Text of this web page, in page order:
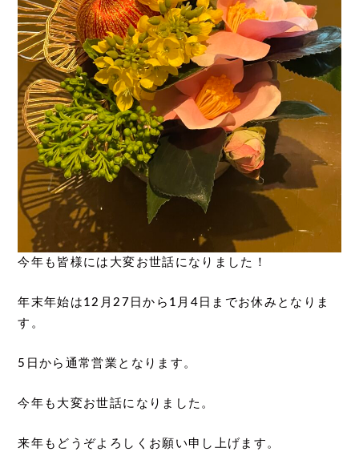
今年も皆様には大変お世話になりました！
年末年始は12月27日から1月4日までお休みとなりま
す。
5日から通常営業となります。
今年も大変お世話になりました。
来年もどうぞよろしくお願い申し上げます。